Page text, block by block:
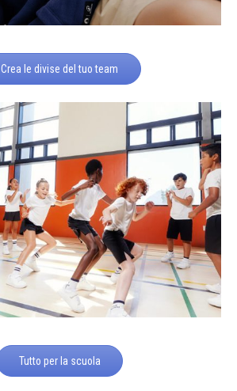
Crea le divise del tuo team
Tutto per la scuola